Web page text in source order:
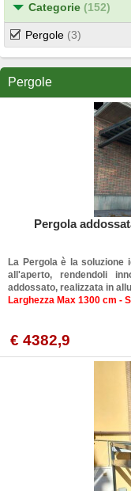
Categorie (152)
Pergole (3)
Pergole
Pergola
La Pergola è la
all'aperto, rendendoli
addossato, realizzata in
Larghezza Max 1300 cm -
€ 4382,9